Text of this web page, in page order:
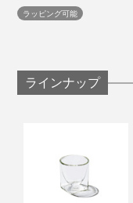
うに、グラスを二
と考え、1年の試行
二重グラスの構造
グラスとラウンド
「升のようなグラ
手入れしやすく、
ろう」と毎日感心し
ラッピング可能
ラインナップ